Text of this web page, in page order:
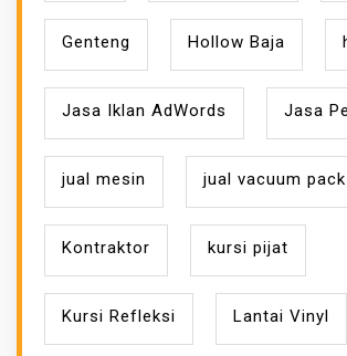
Genteng Hollow Baja
Jasa Iklan AdWords Jasa
jual mesin jual vacuum
Kontraktor kursi pijat
Kursi Refleksi Lantai Vinyl